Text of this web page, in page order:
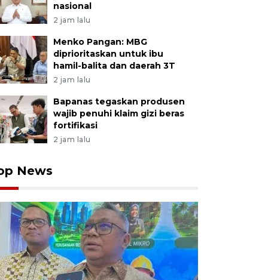
nasional
2 jam lalu
Menko Pangan: MBG
diprioritaskan untuk ibu
hamil-balita dan daerah 3T
2 jam lalu
Bapanas tegaskan produsen
wajib penuhi klaim gizi beras
fortifikasi
2 jam lalu
News